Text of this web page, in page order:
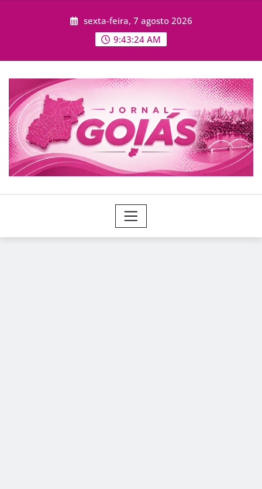
sexta-feira, 7 agosto 2026
9:43:26 AM